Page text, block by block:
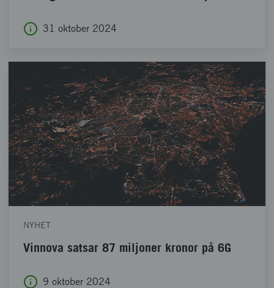
31 oktober 2024
NYHET
Vinnova satsar 87 miljoner kronor på 6G
9 oktober 2024